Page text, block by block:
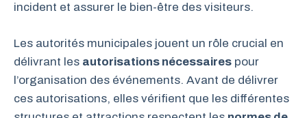
incident et assurer le bien-être des visiteurs.
Les autorités municipales jouent un rôle crucial en
délivrant les autorisations nécessaires pour
l’organisation des événements. Avant de délivrer
ces autorisations, elles vérifient que les différentes